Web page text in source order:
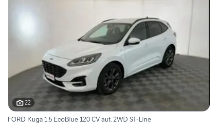
22
FORD Kuga 1.5 EcoBlue 120 CV aut. 2WD ST-Line